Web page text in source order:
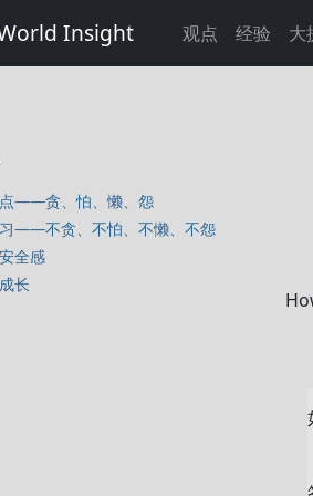
Insight 观点 经验 大
——贪、怕、懒、怨
——不贪、不怕、不懒、不怨
全感
长